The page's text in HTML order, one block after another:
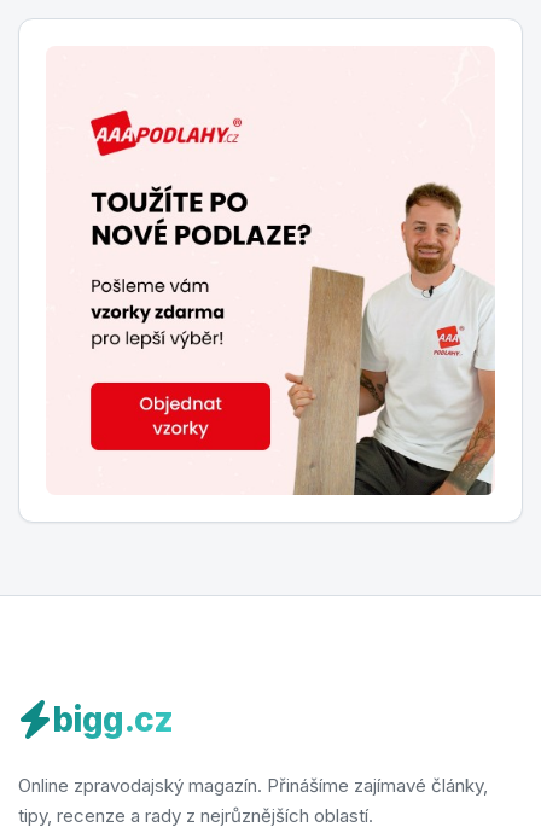
bigg.cz
Online zpravodajský magazín. Přinášíme zajímavé články,
tipy, recenze a rady z nejrůznějších oblastí.